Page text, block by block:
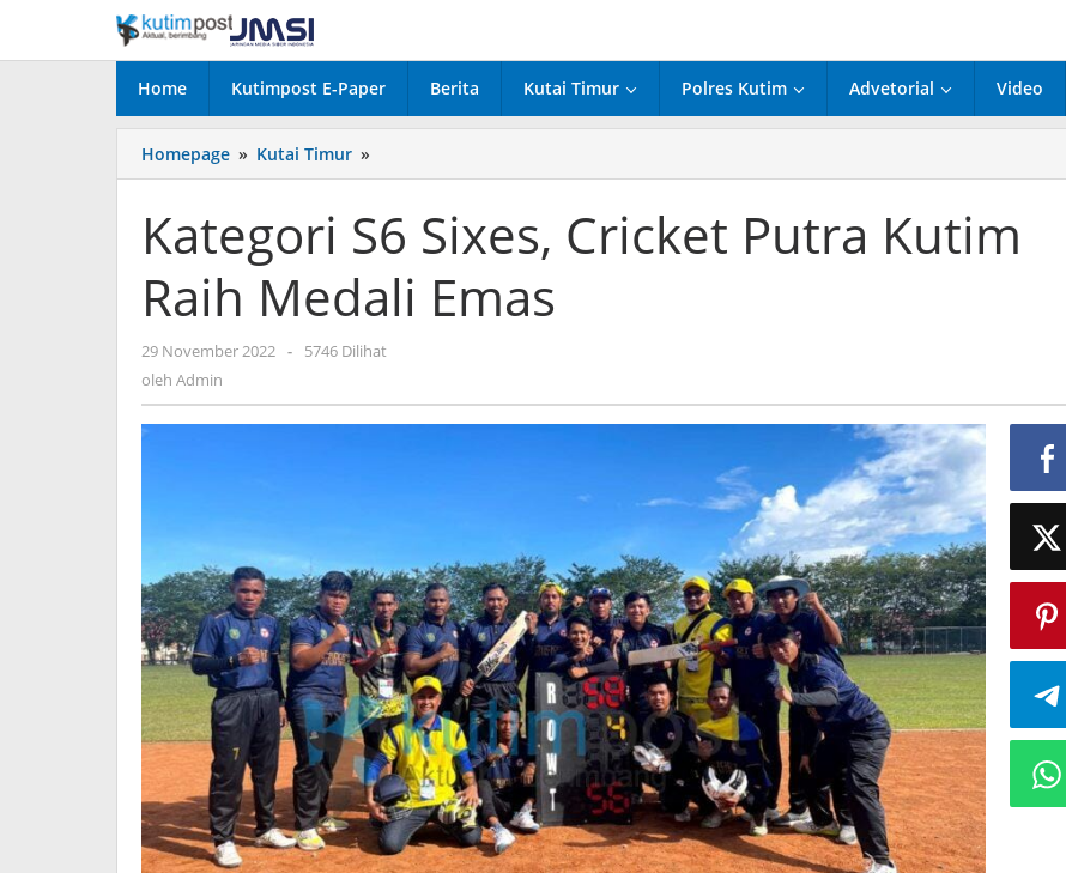
konten
Home Kutimpost E-Paper Berita Kutai Timur Polres Kutim Advetorial Video
Homepage » Kutai Timur »
S6
Cricket
Putra
Kutim
Raih
Emas
Kategori S6 Sixes, Cricket Putra Kutim
Raih Medali Emas
29 November 2022 oleh
-
5746 Dilihat
oleh Admin